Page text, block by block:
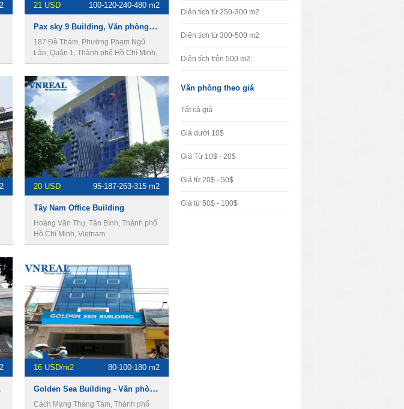
21 USD 100-120-240-480 m2
Pax sky 9 Building, Văn phòng cho thuê quận 1
187 Đề Thám, Phường Phạm Ngũ
Lão, Quận 1, Thành phố Hồ Chí Minh,
Vietnam
20 USD 95-187-263-315 m2
Tây Nam Office Building
Hoàng Văn Thụ, Tân Bình, Thành phố
Hồ Chí Minh, Vietnam
16 USD/m2 80-100-180 m2
Golden Sea Building - Văn phòng cho thuê quận 3
Cách Mạng Tháng Tám, Thành phố
Diện tích từ 250-300 m2
Diện tích từ 300-500 m2
Diện tích trên 500 m2
Văn phòng theo giá
Tất cả giá
Giá dưới 10$
Giá Từ 10$ - 20$
Giá từ 20$ - 50$
Giá từ 50$ - 100$